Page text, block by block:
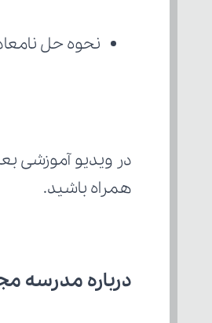
نحوه حل
در ویدیو آموزشی
همراه باشید.
درباره مدرسه